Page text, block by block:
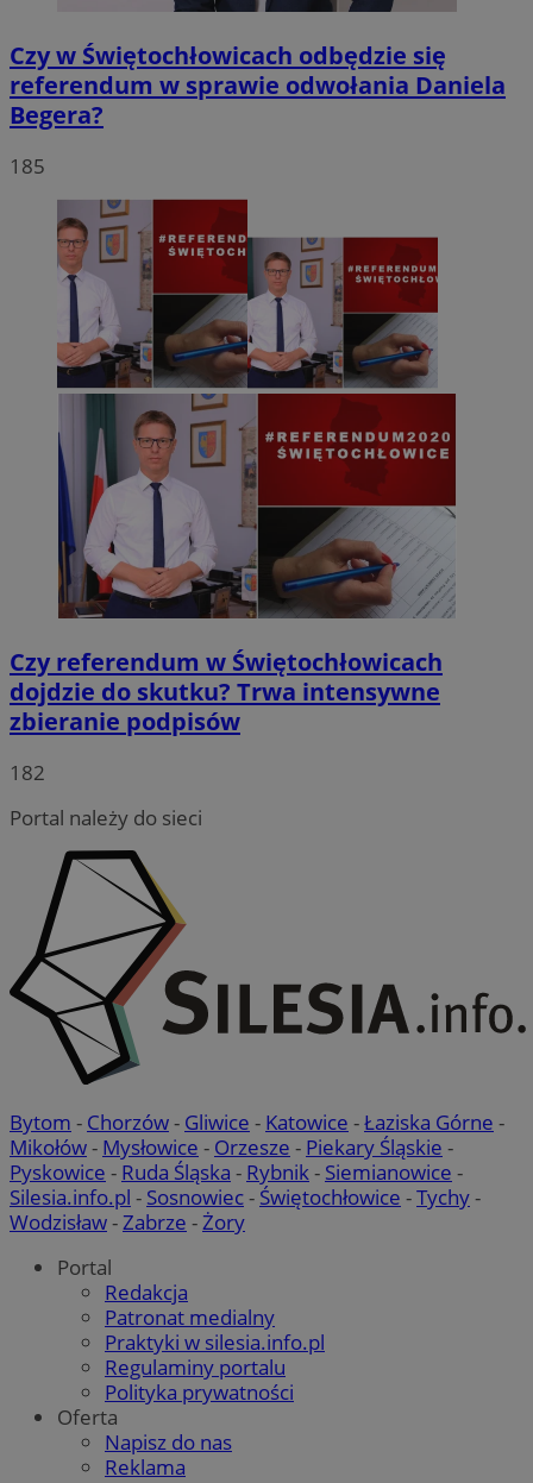
Czy w Świętochłowicach odbędzie się
referendum w sprawie odwołania Daniela
Begera?
185
Czy referendum w Świętochłowicach
dojdzie do skutku? Trwa intensywne
zbieranie podpisów
182
Portal należy do sieci
Bytom - Chorzów- Gliwice - Katowice -Łaziska Górne -
Mikołów- Mysłowice - Orzesze - Piekary Śląskie -
Pyskowice - Ruda Śląska - Rybnik- Siemianowice -
Silesia.info.pl - Sosnowiec- Świętochłowice -Tychy-
Wodzisław-Zabrze -Żory
Portal
Redakcja
Patronat medialny
Praktyki w silesia.info.pl
Regulaminy portalu
Polityka prywatności
Oferta
Napisz do nas
Reklama